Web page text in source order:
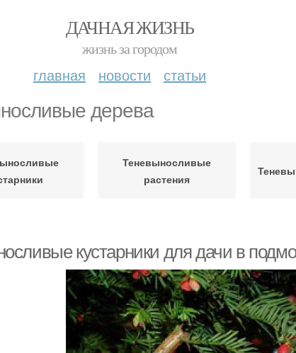
ДАЧНАЯ ЖИЗНЬ
жизнь за городом
главная новости статьи
дерева
Теневыносливые
растения
кустарники для дачи в